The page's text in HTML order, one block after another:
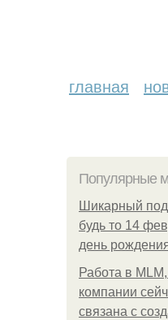
главная
Популярные
Шикарный
будь то 14
день
Работа в
компании
связана с